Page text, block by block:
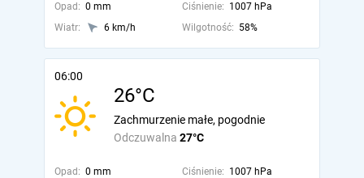
Opad: 0 mm Ciśnienie: 1007 hPa
Wiatr:
6 km/h Wilgotność: 58%
06:00
26°C
Odczuwalna 27°C
Zachmurzenie małe, pogodnie
Opad: 0 mm Ciśnienie: 1007 hPa